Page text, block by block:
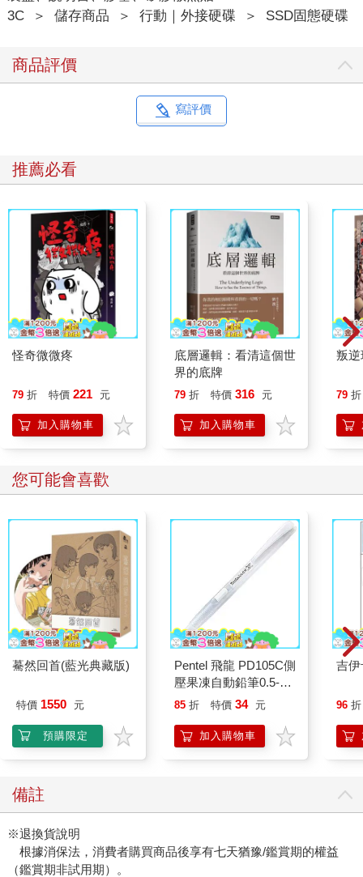
3C
＞ 儲存商品 ＞ 行動｜外接硬碟 ＞ SSD固態硬碟
商品評價
寫評價
推薦必看
怪奇微微疼
79 折 特價 221 元
加入購物車
底層邏輯：看清這個世
界的底牌
79 折 特價 316 元
加入購物車
叛逆
79 折
您可能會喜歡
驀然回首(藍光典藏版)
特價 1550 元
預購限定
Pentel 飛龍 PD105C側
壓果凍自動鉛筆0.5-白
桿
85 折 特價 34 元
加入購物車
吉
96 折
備註
※退換貨說明
根據消保法，消費者購買商品後享有七天猶豫/鑑賞期的權益
（鑑賞期非試用期）。